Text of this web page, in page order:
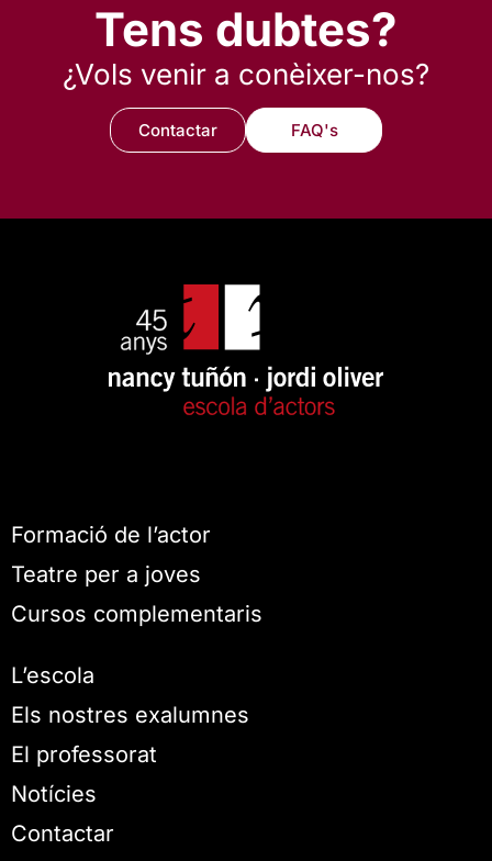
Tens dubtes?
¿Vols venir a conèixer-nos?
Contactar FAQ's
Formació de l’actor
Teatre per a joves
Cursos complementaris
L’escola
Els nostres exalumnes
El professorat
Notícies
Contactar